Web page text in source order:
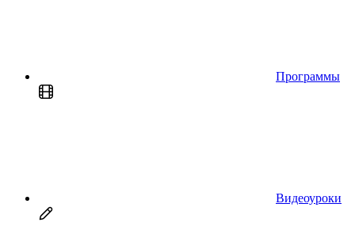
Программы
Видеоуроки